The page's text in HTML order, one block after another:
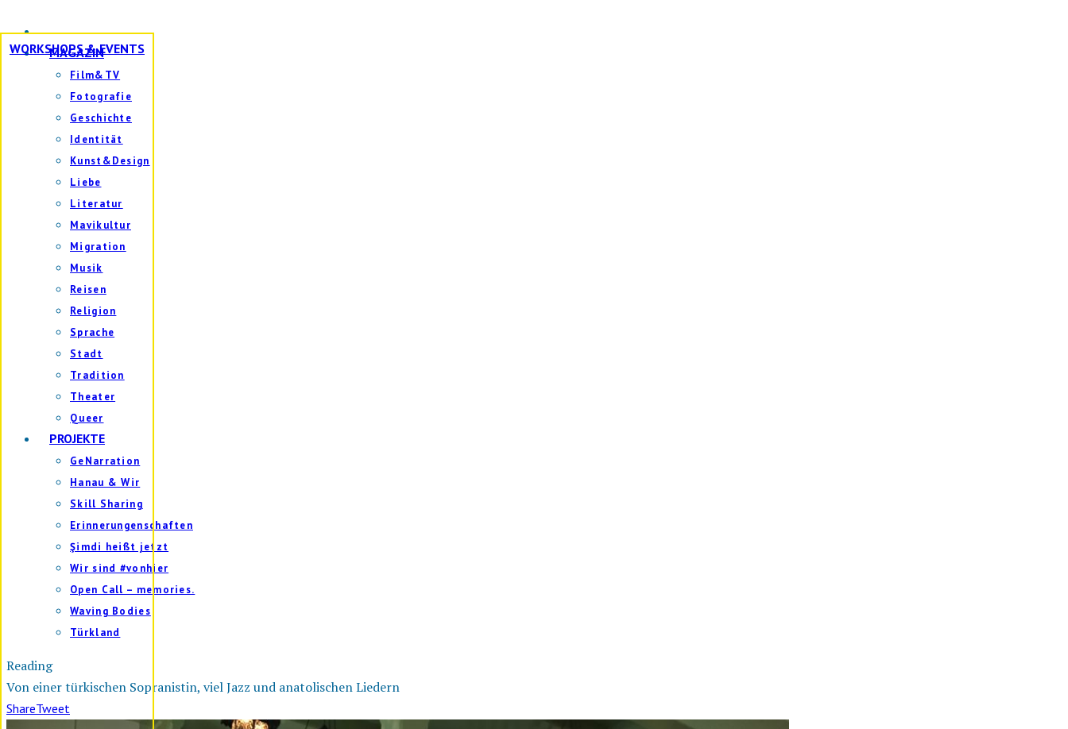
WORKSHOPS & EVENTS
MAGAZIN
Film&TV
Fotografie
Geschichte
Identität
Kunst&Design
Liebe
Literatur
Mavikultur
Migration
Musik
Reisen
Religion
Sprache
Stadt
Tradition
Theater
Queer
PROJEKTE
GeNarration
Hanau & Wir
Skill Sharing
Erinnerungenschaften
Şimdi heißt jetzt
Wir sind #vonhier
Open Call – memories.
Waving Bodies
Türkland
Reading
Von einer türkischen Sopranistin, viel Jazz und anatolischen Liedern
ShareTweet